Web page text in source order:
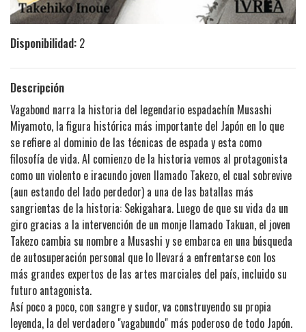
Disponibilidad: 2
Descripción
Vagabond narra la historia del legendario espadachín Musashi
Miyamoto, la figura histórica más importante del Japón en lo que
se refiere al dominio de las técnicas de espada y esta como
filosofía de vida. Al comienzo de la historia vemos al protagonista
como un violento e iracundo joven llamado Takezo, el cual sobrevive
(aun estando del lado perdedor) a una de las batallas más
sangrientas de la historia: Sekigahara. Luego de que su vida da un
giro gracias a la intervención de un monje llamado Takuan, el joven
Takezo cambia su nombre a Musashi y se embarca en una búsqueda
de autosuperación personal que lo llevará a enfrentarse con los
más grandes expertos de las artes marciales del país, incluido su
futuro antagonista.
Así poco a poco, con sangre y sudor, va construyendo su propia
leyenda, la del verdadero "vagabundo" más poderoso de todo Japón.